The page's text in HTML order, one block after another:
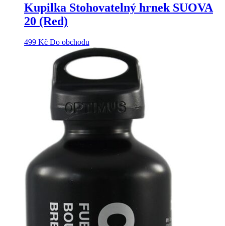
Kupilka Stohovatelný hrnek SUOVA
20 (Red)
499 Kč Do obchodu